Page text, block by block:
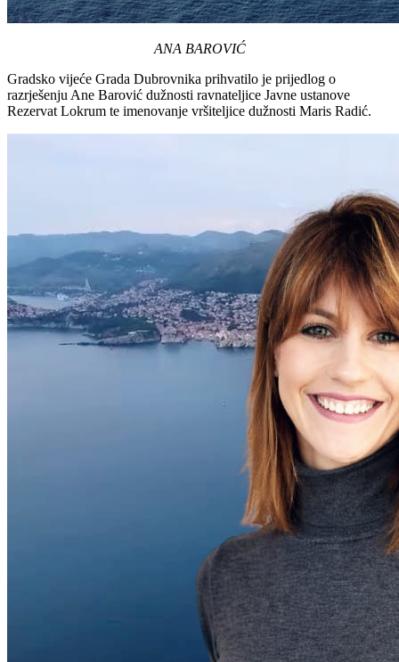
ANA BAROVIĆ
Gradsko vijeće Grada Dubrovnika prihvatilo je prijedlog o
razrješenju Ane Barović dužnosti ravnateljice Javne ustanove
Rezervat Lokrum te imenovanje vršiteljice dužnosti Maris Radić.